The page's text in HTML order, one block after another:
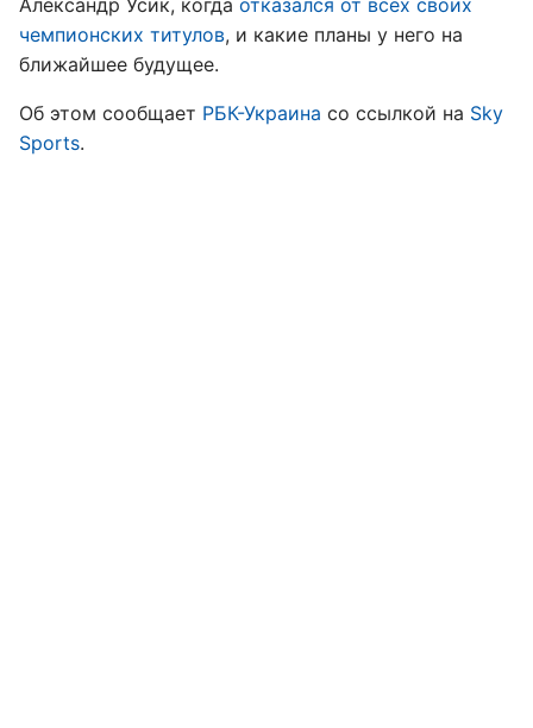
Александр Усик, когда отказался от всех своих
чемпионских титулов, и какие планы у него на
ближайшее будущее.
Об этом сообщает РБК-Украина со ссылкой на Sky
Sports.